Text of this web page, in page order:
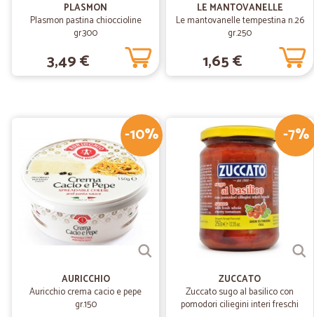
PLASMON
Plasmon pastina chioccioline
gr.300
3,49 €
LE MANTOVANELLE
Le mantovanelle tempestina n.26
gr.250
1,65 €
-10%
AURICCHIO
Auricchio crema cacio e pepe
gr.150
-7%
ZUCCATO
Zuccato sugo al basilico con
pomodori ciliegini interi freschi